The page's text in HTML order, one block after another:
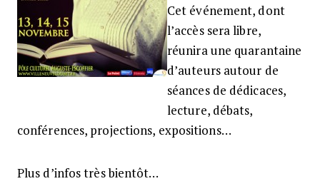
Cet événement, dont
l’accès sera libre,
réunira une quarantaine
d’auteurs autour de
séances de dédicaces,
lecture, débats,
conférences, projections, expositions…
Plus d’infos très bientôt…